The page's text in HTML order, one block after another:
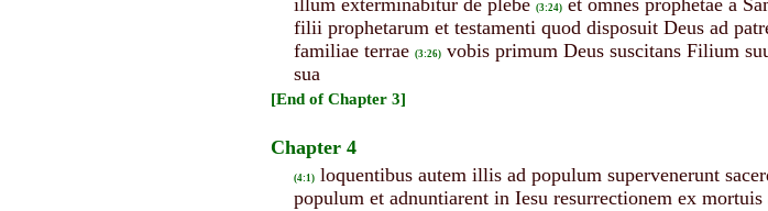
illum exterminabitur de plebe (3:24) et omnes prophetae a
filii prophetarum et testamenti quod disposuit Deus ad
familiae terrae (3:26) vobis primum Deus suscitans Filium
sua
[End of Chapter 3]
Chapter 4
(4:1) loquentibus autem illis ad populum supervenerunt
populum et adnuntiarent in Iesu resurrectionem ex mortuis